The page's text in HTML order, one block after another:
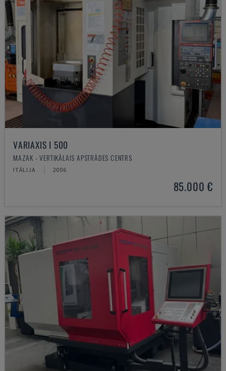
VARIAXIS I 500
MAZAK - VERTIKĀLAIS APSTRĀDES CENTRS
ITĀLIJA 2006
85.000 €